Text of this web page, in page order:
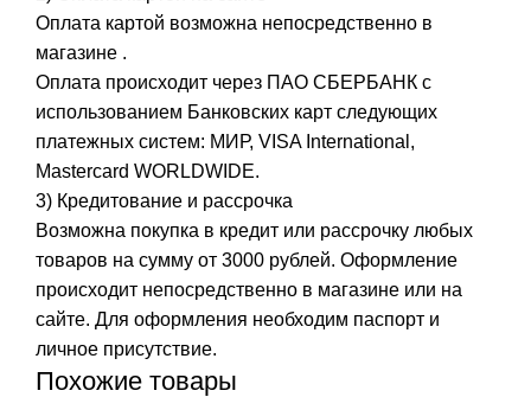
Оплата картой возможна непосредственно в
магазине .
Оплата происходит через ПАО СБЕРБАНК с
использованием Банковских карт следующих
платежных систем: МИР, VISA International,
Mastercard WORLDWIDE.
3) Кредитование и рассрочка
Возможна покупка в кредит или рассрочку любых
товаров на сумму от 3000 рублей. Оформление
происходит непосредственно в магазине или на
сайте. Для оформления необходим паспорт и
личное присутствие.
Похожие товары